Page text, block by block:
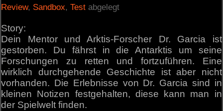
Review, Sandbox,Test abgelegt
Story:
Dein Mentor und Arktis-Forscher Dr. Garcia ist
gestorben. Du fährst in die Antarktis um seine
Forschungen zu retten und fortzuführen. Eine
wirklich durchgehende Geschichte ist aber nicht
vorhanden. Die Erlebnisse von Dr. Garcia sind in
kleinen Notizen festgehalten, diese kann man in
der Spielwelt finden.